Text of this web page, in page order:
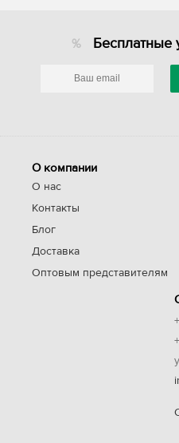
Бесплатные
О компании
О нас
Контакты
Блог
Доставка
Оптовым представителям